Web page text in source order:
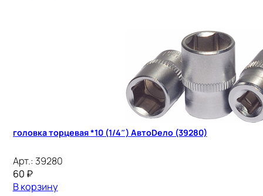
головка торцевая *10 (1/4″) АвтоDело (39280)
Арт.: 39280
60 ₽
В корзину